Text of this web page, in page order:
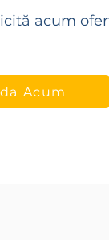
acum
Acum